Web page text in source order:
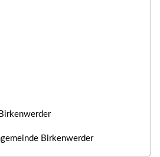
Birkenwerder